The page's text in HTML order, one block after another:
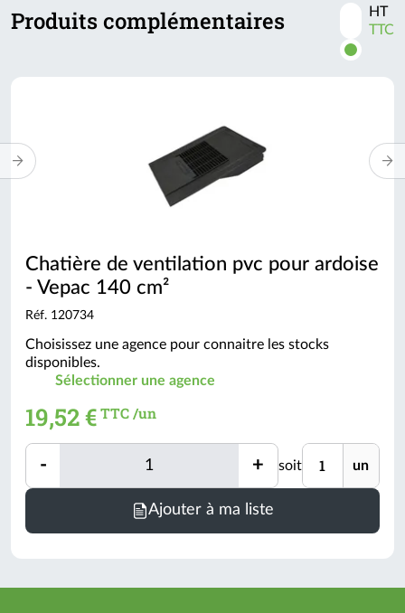
Produits complémentaires
Activer
les
HT
TTC
Chatière de ventilation pvc pour ardoise
- Vepac 140 cm²
Réf. 120734
Choisissez une agence pour connaitre les stocks
disponibles.
Sélectionner une agence
19,52 € TTC /un
- Quantité + soit Unité un
Ajouter à ma liste
Minimum
1